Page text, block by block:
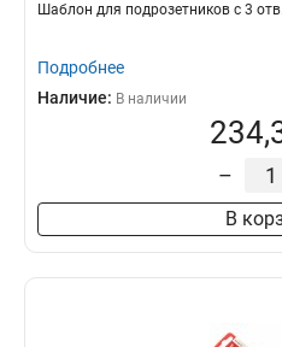
Шаблон для подрозетников c 3
Подробнее
Наличие: В наличии
–
В